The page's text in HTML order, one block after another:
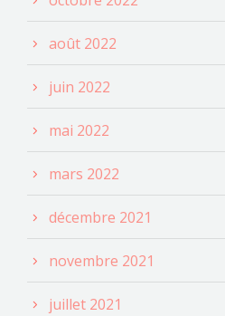
août 2022
juin 2022
mai 2022
mars 2022
décembre 2021
novembre 2021
juillet 2021